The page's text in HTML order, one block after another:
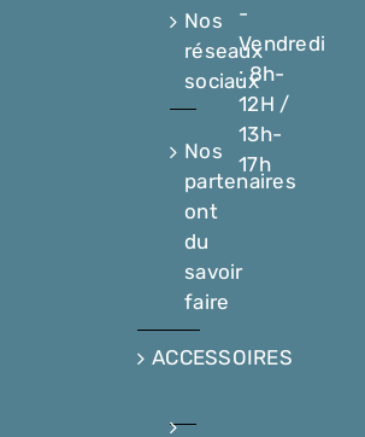
Nos
réseaux
sociaux
Nos
partenaires
ont
du
savoir
faire
ACCESSOIRES
-
Vendredi
: 8h-
12H /
13h-
17h